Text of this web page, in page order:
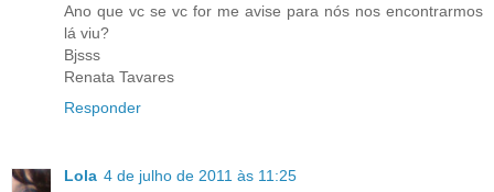
Ano que vc se vc for me avise para nós nos encontrarmos
lá viu?
Bjsss
Renata Tavares
Responder
Lola 4 de julho de 2011 às 11:25